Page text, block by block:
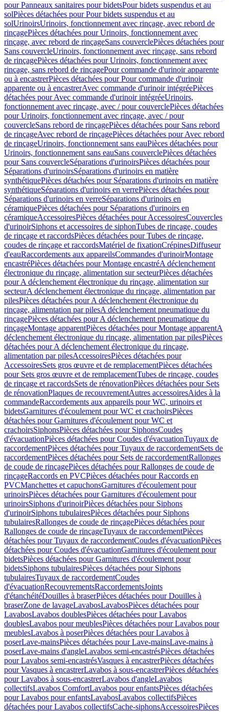
pour Panneaux sanitaires pour bidetsPour bidets suspendus et au
solPièces détachées pour Pour bidets suspendus et au
solUrinoirsUrinoirs, fonctionnement avec rinçage, avec rebord de
rinçagePièces détachées pour Urinoirs, fonctionnement avec
rinçage, avec rebord de rinçageSans couverclePièces détachées pour
Sans couvercleUrinoirs, fonctionnement avec rinçage, sans rebord
de rinçagePièces détachées pour Urinoirs, fonctionnement avec
rinçage, sans rebord de rinçagePour commande d'urinoir apparente
ou à encastrerPièces détachées pour Pour commande d'urinoir
apparente ou à encastrerAvec commande d'urinoir intégréePièces
détachées pour Avec commande d'urinoir intégréeUrinoirs,
fonctionnement avec rinçage, avec / pour couverclePièces détachées
pour Urinoirs, fonctionnement avec rinçage, avec / pour
couvercleSans rebord de rinçagePièces détachées pour Sans rebord
de rinçageAvec rebord de rinçagePièces détachées pour Avec rebord
de rinçageUrinoirs, fonctionnement sans eauPièces détachées pour
Urinoirs, fonctionnement sans eauSans couverclePièces détachées
pour Sans couvercleSéparations d'urinoirsPièces détachées pour
Séparations d'urinoirsSéparations d'urinoirs en matière
synthétiquePièces détachées pour Séparations d'urinoirs en matière
synthétiqueSéparations d'urinoirs en verrePièces détachées pour
Séparations d'urinoirs en verreSéparations d'urinoirs en
céramiquePièces détachées pour Séparations d'urinoirs en
céramiqueAccessoiresPièces détachées pour AccessoiresCouvercles
d'urinoirSiphons et accessoires de siphonTubes de rinçage, coudes
de rinçage et raccordsPièces détachées pour Tubes de rinçage,
coudes de rinçage et raccordsMatériel de fixationCrépinesDiffuseur
d'eauRaccordements aux appareilsCommandes d'urinoirMontage
encastréPièces détachées pour Montage encastréA déclenchement
électronique du rinçage, alimentation sur secteurPièces détachées
pour A déclenchement électronique du rinçage, alimentation sur
secteurA déclenchement électronique du rinçage, alimentation par
pilesPièces détachées pour A déclenchement électronique du
rinçage, alimentation par pilesA déclenchement pneumatique du
rinçagePièces détachées pour A déclenchement pneumatique du
rinçageMontage apparentPièces détachées pour Montage apparentA
déclenchement électronique du rinçage, alimentation par pilesPièces
détachées pour A déclenchement électronique du rinçage,
alimentation par pilesAccessoiresPièces détachées pour
AccessoiresSets gros œuvre et de remplacementPièces détachées
pour Sets gros œuvre et de remplacementTubes de rinçage, coudes
de rinçage et raccordsSets de rénovationPièces détachées pour Sets
de rénovationPlaques de recouvrementAutres accessoiresAides à la
commandeRaccordements aux appareils pour WC, urinoirs et
bidetsGarnitures d'écoulement pour WC et crachoirsPièces
détachées pour Garnitures d'écoulement pour WC et
crachoirsSiphonsPièces détachées pour SiphonsCoudes
d'évacuationPièces détachées pour Coudes d'évacuationTuyaux de
raccordementPièces détachées pour Tuyaux de raccordementSets de
raccordementPièces détachées pour Sets de raccordementRallonges
de coude de rinçagePièces détachées pour Rallonges de coude de
rinçageRaccords en PVCPièces détachées pour Raccords en
PVCManchettes et capuchonsGarnitures d'écoulement pour
urinoirsPièces détachées pour Garnitures d'écoulement pour
urinoirsSiphons d'urinoirPièces détachées pour Siphons
d'urinoirSiphons tubulairesPièces détachées pour Siphons
tubulairesRallonges de coude de rinçagePièces détachées pour
Rallonges de coude de rinçageTuyaux de raccordementPièces
détachées pour Tuyaux de raccordementCoudes d'évacuationPièces
détachées pour Coudes d'évacuationGarnitures d'écoulement pour
bidetsPièces détachées pour Garnitures d'écoulement pour
bidetsSiphons tubulairesPièces détachées pour Siphons
tubulairesTuyaux de raccordementCoudes
d'évacuationRecouvrementsRaccordementsJoints
d'étanchéitéDouilles à braserPièces détachées pour Douilles à
braserZone de lavageLavabosLavabosPièces détachées pour
LavabosLavabos doublesPièces détachées pour Lavabos
doublesLavabos pour meublesPièces détachées pour Lavabos pour
meublesLavabos à poserPièces détachées pour Lavabos à
poserLave-mainsPièces détachées pour Lave-mainsLave-mains à
poserLave-mains d'angleLavabos semi-encastrésPièces détachées
pour Lavabos semi-encastrésVasques à encastrerPièces détachées
pour Vasques à encastrerLavabos à sous-encastrerPièces détachées
pour Lavabos à sous-encastrerLavabos d'angleLavabos
collectifsLavabos ComfortLavabos pour enfantsPièces détachées
pour Lavabos pour enfantsLavabosLavabos collectifsPièces
détachées pour Lavabos collectifsCache-siphonsAccessoiresPièces